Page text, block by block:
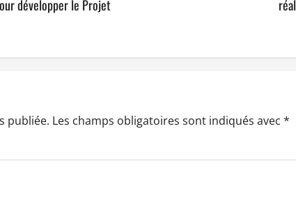
développer le Projet
publiée. Les champs obligatoires sont indiqués avec *